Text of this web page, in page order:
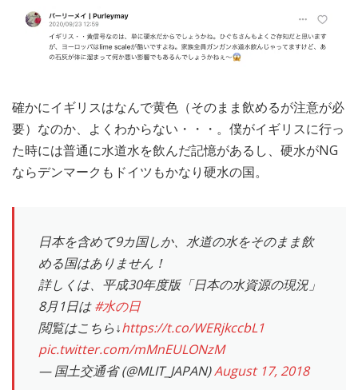
確かにイギリスはなんで黄色（そのまま飲めるが注意が必
要）なのか、よくわからない・・・。僕がイギリスに行っ
た時には普通に水道水を飲んだ記憶があるし、硬水がNG
ならデンマークもドイツもかなり硬水の国。
日本を含めて9カ国しか、水道の水をそのまま飲
める国はありません！
詳しくは、平成30年度版「日本の水資源の現況」
8月1日は#水の日
閲覧はこちら↓https://t.co/WERjkccbL1
pic.twitter.com/mMnEULONzM
— 国土交通省 (@MLIT_JAPAN)August 17, 2018